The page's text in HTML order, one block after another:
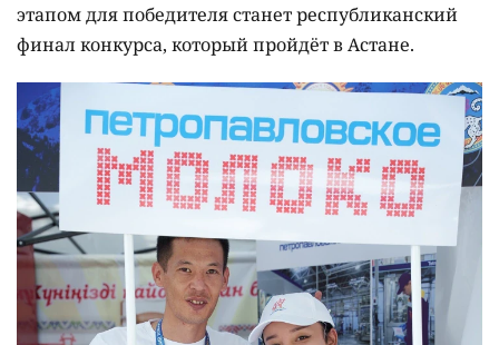
этапом для победителя станет республиканский
финал конкурса, который пройдёт в Астане.